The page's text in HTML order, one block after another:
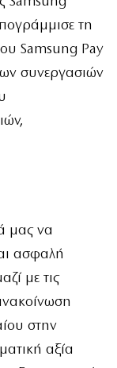
τη
Samsung Pay
συνεργασιών
μας να
ασφαλή
με τις
στην
αξία